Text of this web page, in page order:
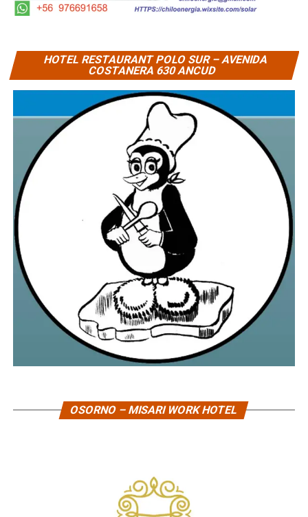
HOTEL RESTAURANT POLO SUR – AVENIDA
COSTANERA 630 ANCUD
OSORNO – MISARI WORK HOTEL